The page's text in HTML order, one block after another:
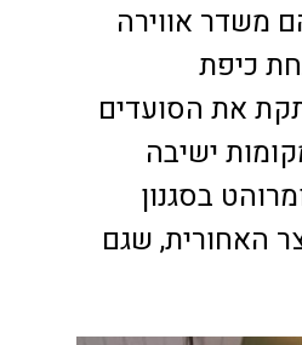
משדר אווירה
כיפת
את הסועדים
ישיבה
בסגנון
האחורית, שגם